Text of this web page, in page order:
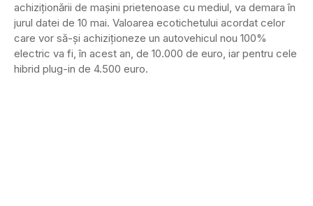
achiziţionării de maşini prietenoase cu mediul, va demara în
jurul datei de 10 mai. Valoarea ecotichetului acordat celor
care vor să-şi achiziţioneze un autovehicul nou 100%
electric va fi, în acest an, de 10.000 de euro, iar pentru cele
hibrid plug-in de 4.500 euro.